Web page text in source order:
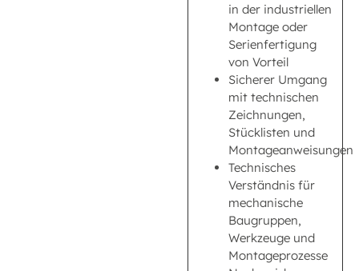
in der industriellen
Montage oder
Serienfertigung
von Vorteil
Sicherer Umgang
mit technischen
Zeichnungen,
Stücklisten und
Montageanweisungen
Technisches
Verständnis für
mechanische
Baugruppen,
Werkzeuge und
Montageprozesse